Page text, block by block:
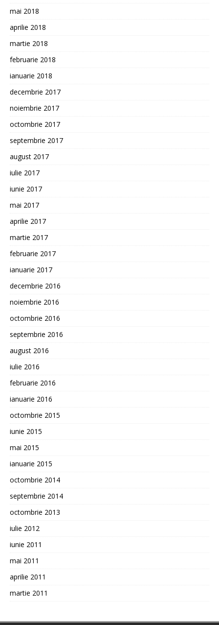
mai 2018
aprilie 2018
martie 2018
februarie 2018
ianuarie 2018
decembrie 2017
noiembrie 2017
octombrie 2017
septembrie 2017
august 2017
iulie 2017
iunie 2017
mai 2017
aprilie 2017
martie 2017
februarie 2017
ianuarie 2017
decembrie 2016
noiembrie 2016
octombrie 2016
septembrie 2016
august 2016
iulie 2016
februarie 2016
ianuarie 2016
octombrie 2015
iunie 2015
mai 2015
ianuarie 2015
octombrie 2014
septembrie 2014
octombrie 2013
iulie 2012
iunie 2011
mai 2011
aprilie 2011
martie 2011